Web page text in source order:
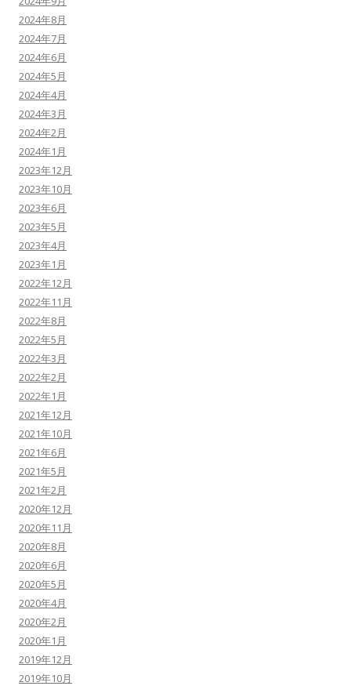
2024年8月
2024年7月
2024年6月
2024年5月
2024年4月
2024年3月
2024年2月
2024年1月
2023年12月
2023年10月
2023年6月
2023年5月
2023年4月
2023年1月
2022年12月
2022年11月
2022年8月
2022年5月
2022年3月
2022年2月
2022年1月
2021年12月
2021年10月
2021年6月
2021年5月
2021年2月
2020年12月
2020年11月
2020年8月
2020年6月
2020年5月
2020年4月
2020年2月
2020年1月
2019年12月
2019年10月